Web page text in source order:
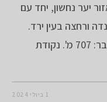
יער נחשון, יחד עם
ורחצה בעין ירד.
אורך המסלול 41.1 ק"מ. טיפוס מצטבר: 707 מ'. נקודת
1 ביולי 2024